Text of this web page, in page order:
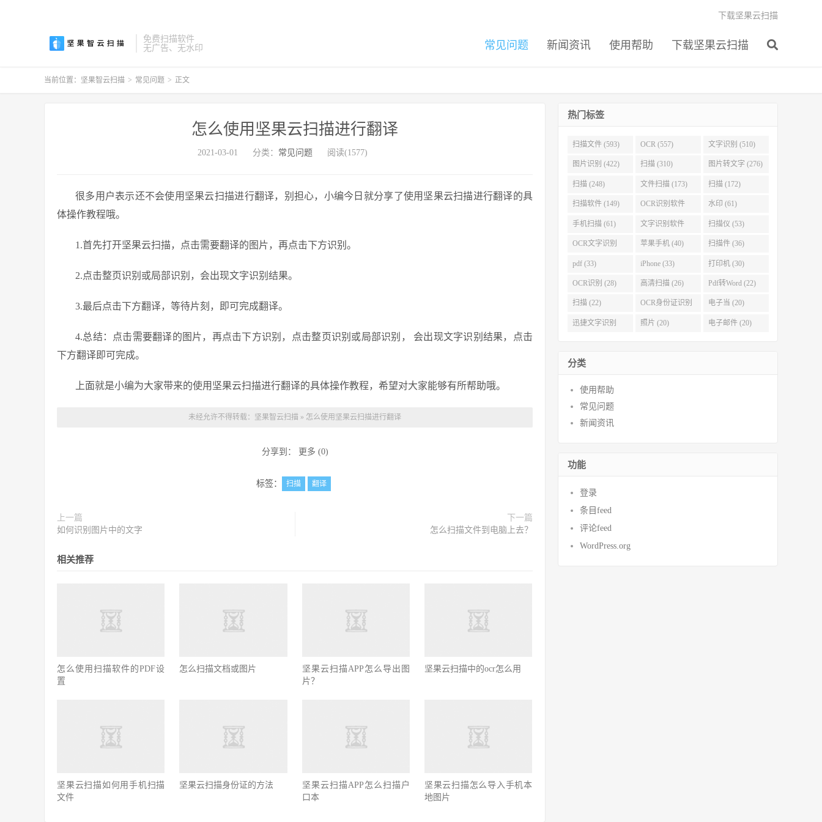
免费扫描软件
无广告、无水印
常见问题 新闻资讯 使用帮助 下载坚果云扫描
下载坚果云扫描
当前位置： 坚果智云扫描 > 常见问题 > 正文
怎么使用坚果云扫描进行翻译
2021-03-01 分类： 常见问题 阅读(1577)
很多用户表示还不会使用坚果云扫描进行翻译，别担心，小编今日就分享了使用坚果云扫描进行翻译的具
体操作教程哦。
1.首先打开坚果云扫描，点击需要翻译的图片，再点击下方识别。
2.点击整页识别或局部识别，会出现文字识别结果。
3.最后点击下方翻译，等待片刻，即可完成翻译。
4.总结：点击需要翻译的图片，再点击下方识别，点击整页识别或局部识别， 会出现文字识别结果，点击
下方翻译即可完成。
上面就是小编为大家带来的使用坚果云扫描进行翻译的具体操作教程，希望对大家能够有所帮助哦。
未经允许不得转载： 坚果智云扫描 » 怎么使用坚果云扫描进行翻译
分享到： 更多 (0)
标签： 扫描 翻译
上一篇
如何识别图片中的文字
下一篇
怎么扫描文件到电脑上去？
相关推荐
怎么使用扫描软件的PDF设
置
怎么扫描文档或图片
坚果云扫描APP怎么导出图
片？
坚果云扫描中的ocr怎么用
坚果云扫描如何用手机扫描
文件
坚果云扫描身份证的方法
坚果云扫描APP怎么扫描户
口本
坚果云扫描怎么导入手机本
地图片
热门标签
扫描文件 (593) OCR (557) 文字识别 (510)
图片识别 (422) 扫描 (310) 图片转文字 (276)
扫描 (248) 文件扫描 (173) 扫描 (172)
扫描软件 (149) OCR识别软件
(103)
水印 (61)
手机扫描 (61) 文字识别软件
(60)
扫描仪 (53)
OCR文字识别
(51)
苹果手机 (40) 扫描件 (36)
pdf (33) iPhone (33) 打印机 (30)
OCR识别 (28) 高清扫描 (26) Pdf转Word (22)
扫描 (22) OCR身份证识别
(21)
电子当 (20)
迅捷文字识别 照片 (20) 电子邮件 (20)
分类
使用帮助
常见问题
新闻资讯
功能
登录
条目feed
评论feed
WordPress.org